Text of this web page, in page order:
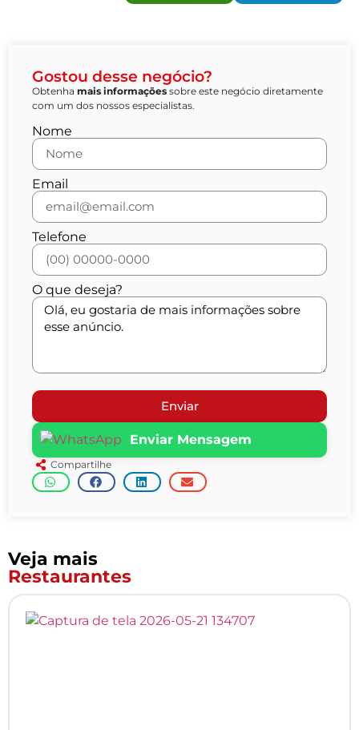
Gostou desse negócio?
Obtenha mais informações sobre este negócio diretamente
com um dos nossos especialistas.
Nome
Email
Telefone
O que deseja?
Enviar
Enviar Mensagem
Compartilhe
Veja mais
Restaurantes